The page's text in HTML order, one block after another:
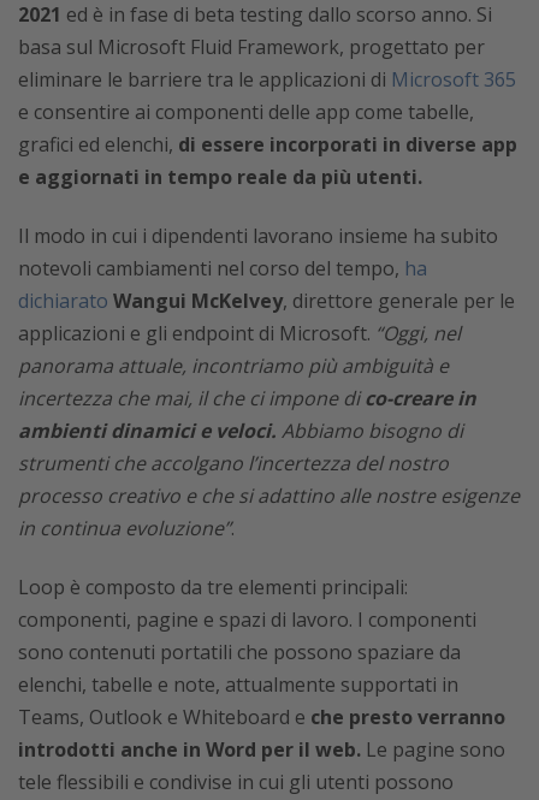
2021 ed è in fase di beta testing dallo scorso anno. Si
basa sul Microsoft Fluid Framework, progettato per
eliminare le barriere tra le applicazioni di Microsoft 365
e consentire ai componenti delle app come tabelle,
grafici ed elenchi, di essere incorporati in diverse app
e aggiornati in tempo reale da più utenti.
Il modo in cui i dipendenti lavorano insieme ha subito
notevoli cambiamenti nel corso del tempo, ha
dichiarato Wangui McKelvey, direttore generale per le
applicazioni e gli endpoint di Microsoft. “Oggi, nel
panorama attuale, incontriamo più ambiguità e
incertezza che mai, il che ci impone dico-creare in
ambienti dinamici e veloci. Abbiamo bisogno di
strumenti che accolgano l’incertezza del nostro
processo creativo e che si adattino alle nostre esigenze
in continua evoluzione”.
Loop è composto da tre elementi principali:
componenti, pagine e spazi di lavoro. I componenti
sono contenuti portatili che possono spaziare da
elenchi, tabelle e note, attualmente supportati in
Teams, Outlook e Whiteboard e che presto verranno
introdotti anche in Word per il web. Le pagine sono
tele flessibili e condivise in cui gli utenti possono